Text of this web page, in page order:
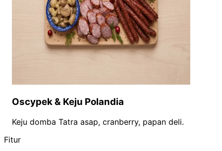
Oscypek & Keju Polandia
Keju domba Tatra asap, cranberry, papan deli.
Fitur